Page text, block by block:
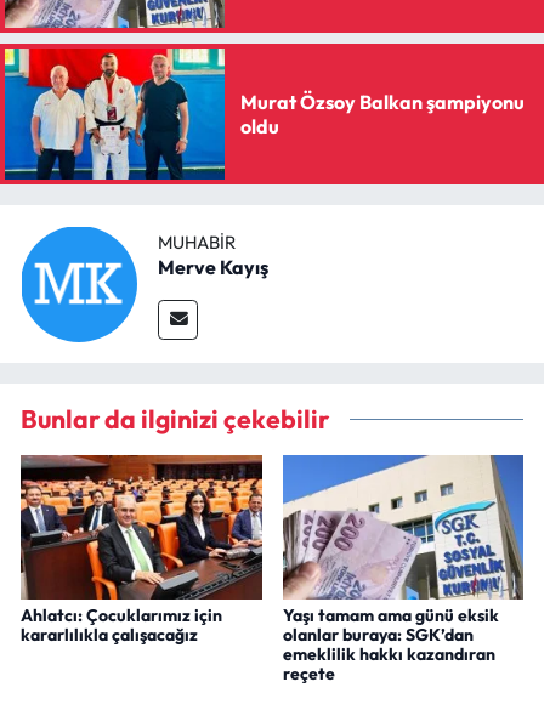
Murat Özsoy Balkan şampiyonu
oldu
MUHABIR
Merve Kayış
Bunlar da ilginizi çekebilir
Ahlatcı: Çocuklarımız için
kararlılıkla çalışacağız
Yaşı tamam ama günü eksik
olanlar buraya: SGK’dan
emeklilik hakkı kazandıran
reçete